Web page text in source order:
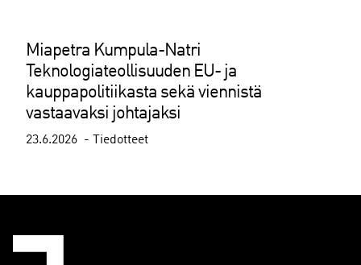
Miapetra Kumpula-Natri
Teknologiateollisuuden EU- ja
kauppapolitiikasta sekä viennistä
vastaavaksi johtajaksi
23.6.2026 Tiedotteet